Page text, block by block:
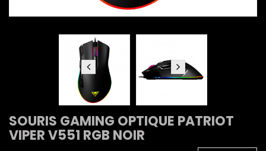
SOURIS GAMING OPTIQUE PATRIOT
VIPER V551 RGB NOIR